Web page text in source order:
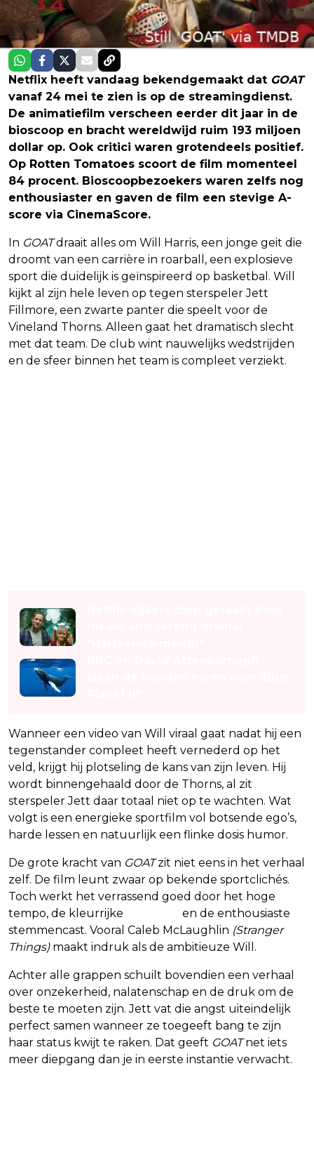
Netflix heeft vandaag bekendgemaakt dat GOAT
vanaf 24 mei te zien is op de streamingdienst.
De animatiefilm verscheen eerder dit jaar in de
bioscoop en bracht wereldwijd ruim 193 miljoen
dollar op. Ook critici waren grotendeels positief.
Op Rotten Tomatoes scoort de film momenteel
84 procent. Bioscoopbezoekers waren zelfs nog
enthousiaster en gaven de film een stevige A-
score via CinemaScore.
In GOATdraait alles om Will Harris, een jonge geit die
droomt van een carrière in roarball, een explosieve
sport die duidelijk is geïnspireerd op basketbal. Will
kijkt al zijn hele leven op tegen sterspeler Jett
Fillmore, een zwarte panter die speelt voor de
Vineland Thorns. Alleen gaat het dramatisch slecht
met dat team. De club wint nauwelijks wedstrijden
en de sfeer binnen het team is compleet verziekt.
Wanneer een video van Will viraal gaat nadat hij een
tegenstander compleet heeft vernederd op het
veld, krijgt hij plotseling de kans van zijn leven. Hij
wordt binnengehaald door de Thorns, al zit
sterspeler Jett daar totaal niet op te wachten. Wat
volgt is een energieke sportfilm vol botsende ego’s,
harde lessen en natuurlijk een flinke dosis humor.
De grote kracht van GOATzit niet eens in het verhaal
zelf. De film leunt zwaar op bekende sportclichés.
Toch werkt het verrassend goed door het hoge
tempo, de kleurrijke
en de enthousiaste
stemmencast. Vooral Caleb McLaughlin (Stranger
Things)maakt indruk als de ambitieuze Will.
Achter alle grappen schuilt bovendien een verhaal
over onzekerheid, nalatenschap en de druk om de
beste te moeten zijn. Jett vat die angst uiteindelijk
perfect samen wanneer ze toegeeft bang te zijn
haar status kwijt te raken. Dat geeft GOATnet iets
meer diepgang dan je in eerste instantie verwacht.